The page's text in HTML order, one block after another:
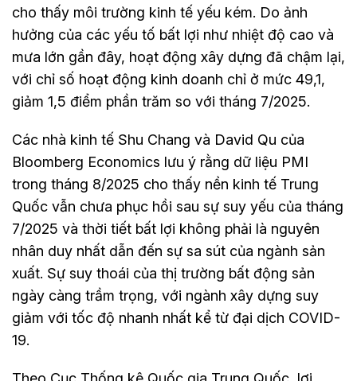
cho thấy môi trường kinh tế yếu kém. Do ảnh
hưởng của các yếu tố bất lợi như nhiệt độ cao và
mưa lớn gần đây, hoạt động xây dựng đã chậm lại,
với chỉ số hoạt động kinh doanh chỉ ở mức 49,1,
giảm 1,5 điểm phần trăm so với tháng 7/2025.
Các nhà kinh tế Shu Chang và David Qu của
Bloomberg Economics lưu ý rằng dữ liệu PMI
trong tháng 8/2025 cho thấy nền kinh tế Trung
Quốc vẫn chưa phục hồi sau sự suy yếu của tháng
7/2025 và thời tiết bất lợi không phải là nguyên
nhân duy nhất dẫn đến sự sa sút của ngành sản
xuất. Sự suy thoái của thị trường bất động sản
ngày càng trầm trọng, với ngành xây dựng suy
giảm với tốc độ nhanh nhất kể từ đại dịch COVID-
19.